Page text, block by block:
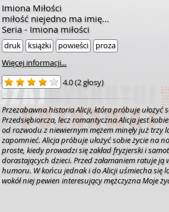
Imiona Miłości
miłość niejedno ma imię...
Seria - Imiona miłości
druk książki powieści
proza
Więcej informacji...
4.0(2 głosy)
Przezabawna historia Alicji, która próbuje ułożyć
Przedsiębiorcza, lecz romantyczna Alicja jest
od rozwodu z niewiernym mężem minęły już trzy
zapomnieć. Alicja próbuje ułożyć sobie życie na
proste, kiedy prowadzi się zakład fryzjerski i
dorastających dzieci. Przed załamaniem ratuje ją
humoru. W końcu jednak i do Alicji uśmiecha się
wokół niej pewien interesujący mężczyzna Moje